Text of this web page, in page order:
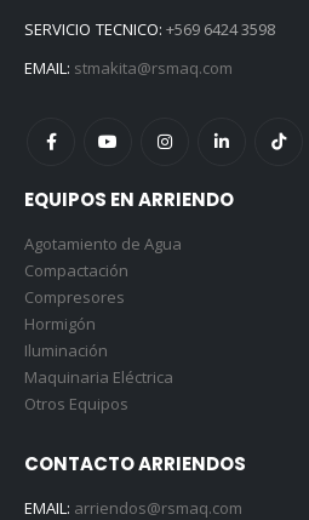
SERVICIO TECNICO: +569 6424 3598
EMAIL: stmakita@rsmaq.com
EQUIPOS EN ARRIENDO
Agotamiento de Agua
Compactación
Compresores
Hormigón
Iluminación
Maquinaria Eléctrica
Otros Equipos
CONTACTO ARRIENDOS
EMAIL: arriendos@rsmaq.com